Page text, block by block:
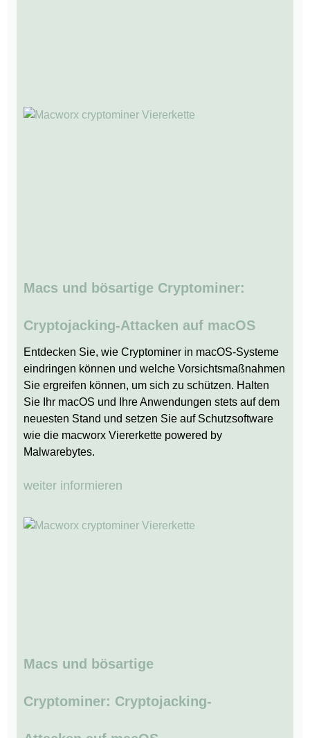
Macs und bösartige Cryptominer:
Cryptojacking-Attacken auf macOS
Entdecken Sie, wie Cryptominer in macOS-Systeme
eindringen können und welche Vorsichtsmaßnahmen
Sie ergreifen können, um sich zu schützen. Halten
Sie Ihr macOS und Ihre Anwendungen stets auf dem
neuesten Stand und setzen Sie auf Schutzsoftware
wie die macworx Viererkette powered by
Malwarebytes.
weiter informieren
Macs und bösartige
Cryptominer: Cryptojacking-